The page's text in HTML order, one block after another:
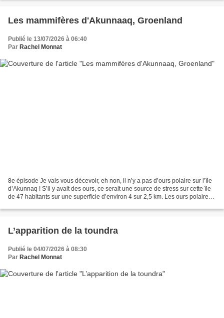
Les mammifères d'Akunnaaq, Groenland
Publié le 13/07/2026 à 06:40
Par Rachel Monnat
8e épisode Je vais vous décevoir, eh non, il n’y a pas d’ours polaire sur l’île
d’Akunnaq ! S’il y avait des ours, ce serait une source de stress sur cette île
de 47 habitants sur une superficie d’environ 4 sur 2,5 km. Les ours polaires
L’apparition de la toundra
Publié le 04/07/2026 à 08:30
Par Rachel Monnat